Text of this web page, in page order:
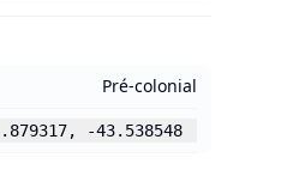
Pré-colonial
, -43.538548